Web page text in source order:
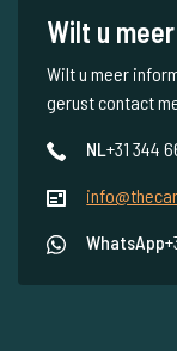
Wilt u
Wilt u meer
gerust contact
NL+31 344
WhatsApp